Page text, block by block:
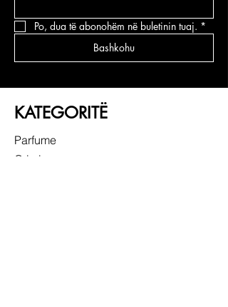
Po, dua të abonohëm në buletinin tuaj. *
Bashkohu
KATEGORITË
Parfume
Grimi